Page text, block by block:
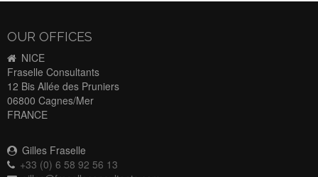
OUR OFFICES
NICE
Fraselle Consultants
12 Bis Allée des Pruniers
06800 Cagnes/Mer
FRANCE
Gilles Fraselle
+33 (0) 6 58 92 56 13